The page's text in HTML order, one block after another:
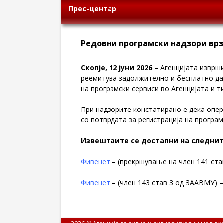
Прес-центар
Редовни програмски надзори
Скопје, 12 јуни 2026 – Агенцијата
реемитува задолжително и бесплатно
на програмски сервиси во Агенцијата
При надзорите констатирано е дека
со потврдата за регистрација на
Извештаите се достапни на
Фивенет – (прекршување на член 141
Фивенет – (член 143 став 3 од ЗААВМУ)